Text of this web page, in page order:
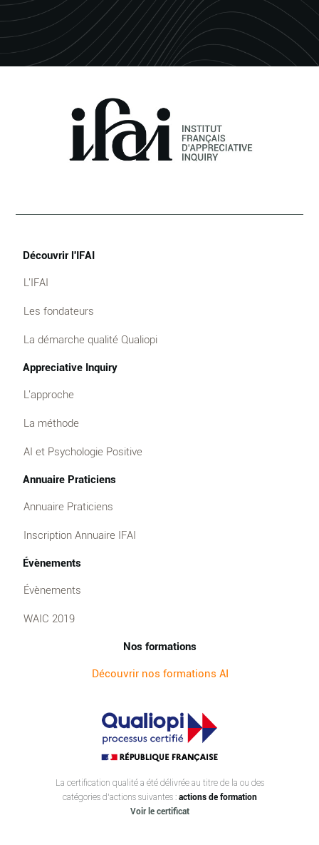
Découvrir l'IFAI
L'IFAI
Les fondateurs
La démarche qualité Qualiopi
Appreciative Inquiry
L'approche
La méthode
AI et Psychologie Positive
Annuaire Praticiens
Annuaire Praticiens
Inscription Annuaire IFAI
Évènements
Évènements
WAIC 2019
Nos formations
Découvrir nos formations AI
La certification qualité a été délivrée au titre de la ou des
catégories d’actions suivantes :actions de formation
Voir le certificat